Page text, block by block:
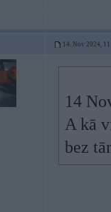
14. Nov 2024,
14
A kā
bez